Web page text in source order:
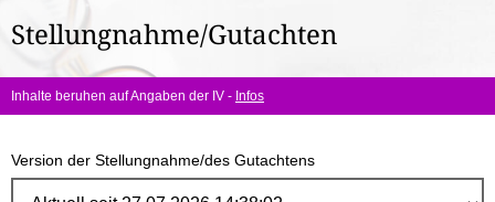
hier:
Stellungnahme/Gutachten
Inhalte beruhen auf Angaben der IV - Infos
Version der Stellungnahme/des Gutachtens